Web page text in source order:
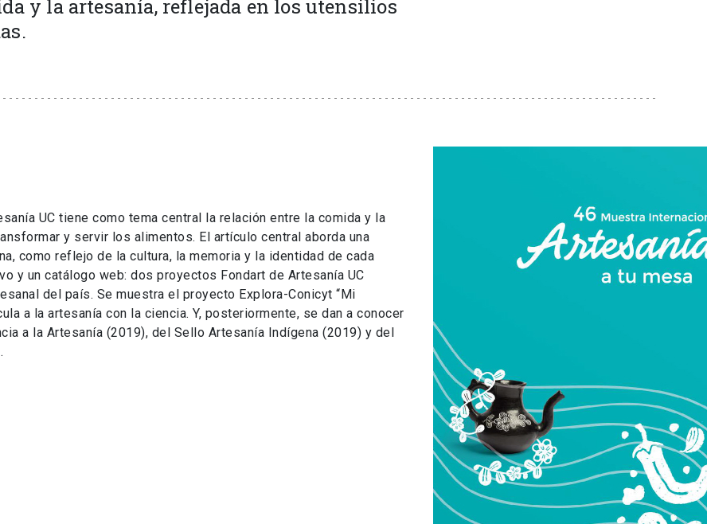
y la artesanía, reflejada en los utensilios
UC tiene como tema central la relación entre la comida y la
y servir los alimentos. El artículo central aborda una
como reflejo de la cultura, la memoria y la identidad de cada
y un catálogo web: dos proyectos Fondart de Artesanía UC
del país. Se muestra el proyecto Explora-Conicyt “Mi
a la artesanía con la ciencia. Y, posteriormente, se dan a conocer
a la Artesanía (2019), del Sello Artesanía Indígena (2019) y del